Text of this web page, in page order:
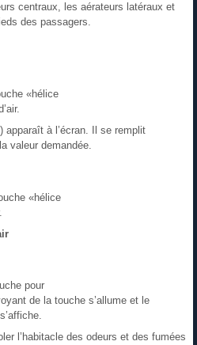
centraux, les aérateurs latéraux et
des passagers.
«hélice
apparaît à l’écran. Il se remplit
valeur demandée.
«hélice
pour
de la touche s’allume et le
l’habitacle des odeurs et des fumées